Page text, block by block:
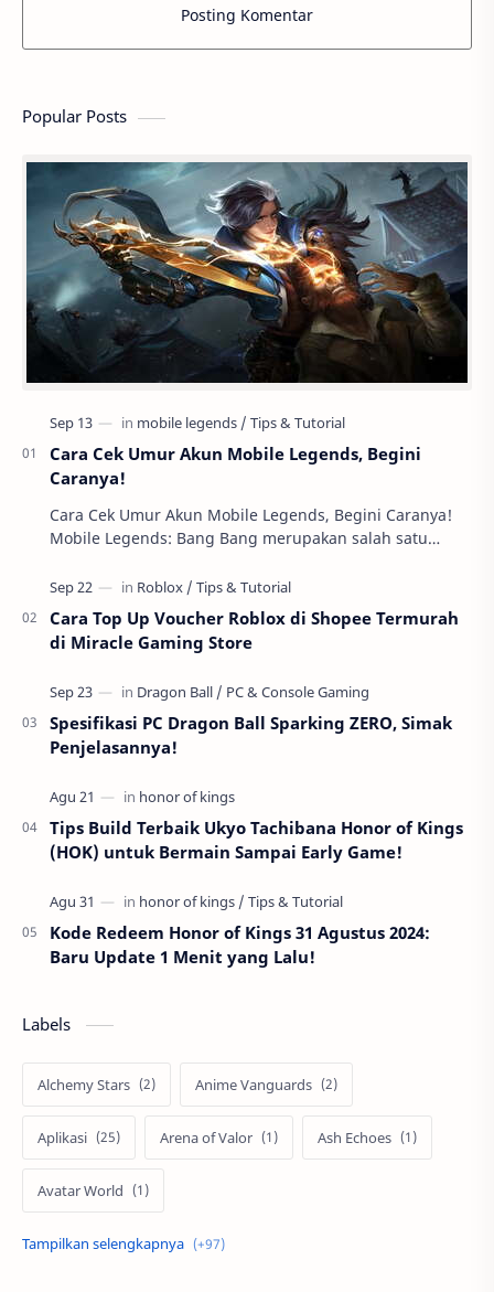
Posting Komentar
Popular Posts
Cara Cek Umur Akun Mobile Legends, Begini
Caranya!
Cara Cek Umur Akun Mobile Legends, Begini Caranya!
Mobile Legends: Bang Bang merupakan salah satu
Cara Top Up Voucher Roblox di Shopee Termurah
di Miracle Gaming Store
Spesifikasi PC Dragon Ball Sparking ZERO, Simak
Penjelasannya!
Tips Build Terbaik Ukyo Tachibana Honor of Kings
(HOK) untuk Bermain Sampai Early Game!
Kode Redeem Honor of Kings 31 Agustus 2024:
Baru Update 1 Menit yang Lalu!
Labels
Alchemy Stars Anime Vanguards
Aplikasi Arena of Valor Ash Echoes
Avatar World
Axis Berita